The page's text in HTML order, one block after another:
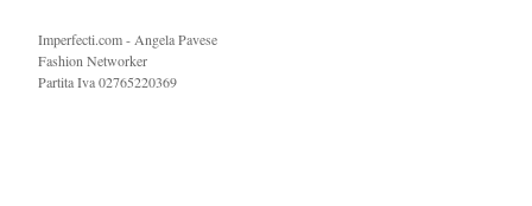
Imperfecti.com - Angela Pavese
Fashion Networker
Partita Iva 02765220369